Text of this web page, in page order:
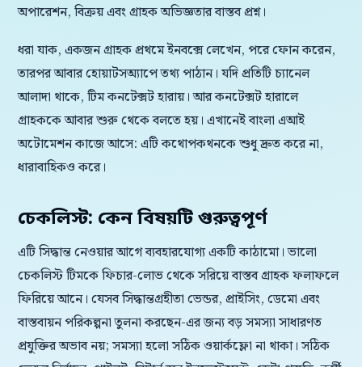
অপারেশন, বিক্রয় এবং গ্রাহক অভিজ্ঞতার বাস্তব প্রশ্ন।
ধরা যাক, একজন গ্রাহক প্রথমে ইনবক্সে লেখেন, পরে ফোন করেন,
তারপর আবার হোয়াটসঅ্যাপে তথ্য পাঠান। যদি প্রতিটি চ্যানেল
আলাদা থাকে, টিম কনটেক্সট হারায়। আর কনটেক্সট হারালে
গ্রাহককে আবার শুরু থেকে বলতে হয়। এখানেই বাংলা এআই
অটোমেশন কাজে আসে: এটি কথোপকথনকে শুধু দ্রুত করে না,
ধারাবাহিকও করে।
চেকলিস্ট: কেন বিষয়টি গুরুত্বপূর্ণ
এটি সিদ্ধান্ত নেওয়ার আগে ব্যবহারযোগ্য একটি কাঠামো। ভালো
চেকলিস্ট টিমকে ফিচার-লোভ থেকে সরিয়ে বাস্তব গ্রাহক ফলাফলে
ফিরিয়ে আনে। যেসব সিদ্ধান্তগ্রহীতা ভেন্ডর, প্রাইসিং, ডেমো এবং
বাস্তবায়ন পরিকল্পনা তুলনা করছেন-এর জন্য বড় সমস্যা সাধারণত
প্রযুক্তির অভাব নয়; সমস্যা হলো সঠিক ওয়ার্কফ্লো না থাকা। সঠিক